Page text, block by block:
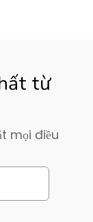
từ
mọi điều